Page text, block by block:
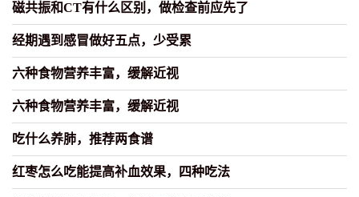
磁共振和CT有什么区别，做检查前应先了
经期遇到感冒做好五点，少受累
六种食物营养丰富，缓解近视
六种食物营养丰富，缓解近视
吃什么养肺，推荐两食谱
红枣怎么吃能提高补血效果，四种吃法